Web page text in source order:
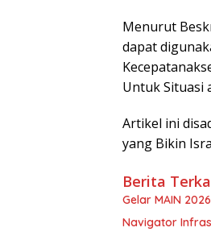
Menurut
dapat
Untuk Situasi
Artikel ini
yang Bikin
Berita
Gelar MAIN
Navigator